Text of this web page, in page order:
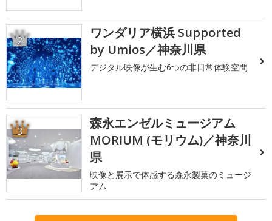
2
ワンダリア横浜 Supported
by Umios／神奈川県
デジタル映像が生む6つの非日常体験空間
3
森永エンゼルミュージアム
MORIUM (モリウム)／神奈川
県
映像と展示で体感する森永製菓のミュージ
アム